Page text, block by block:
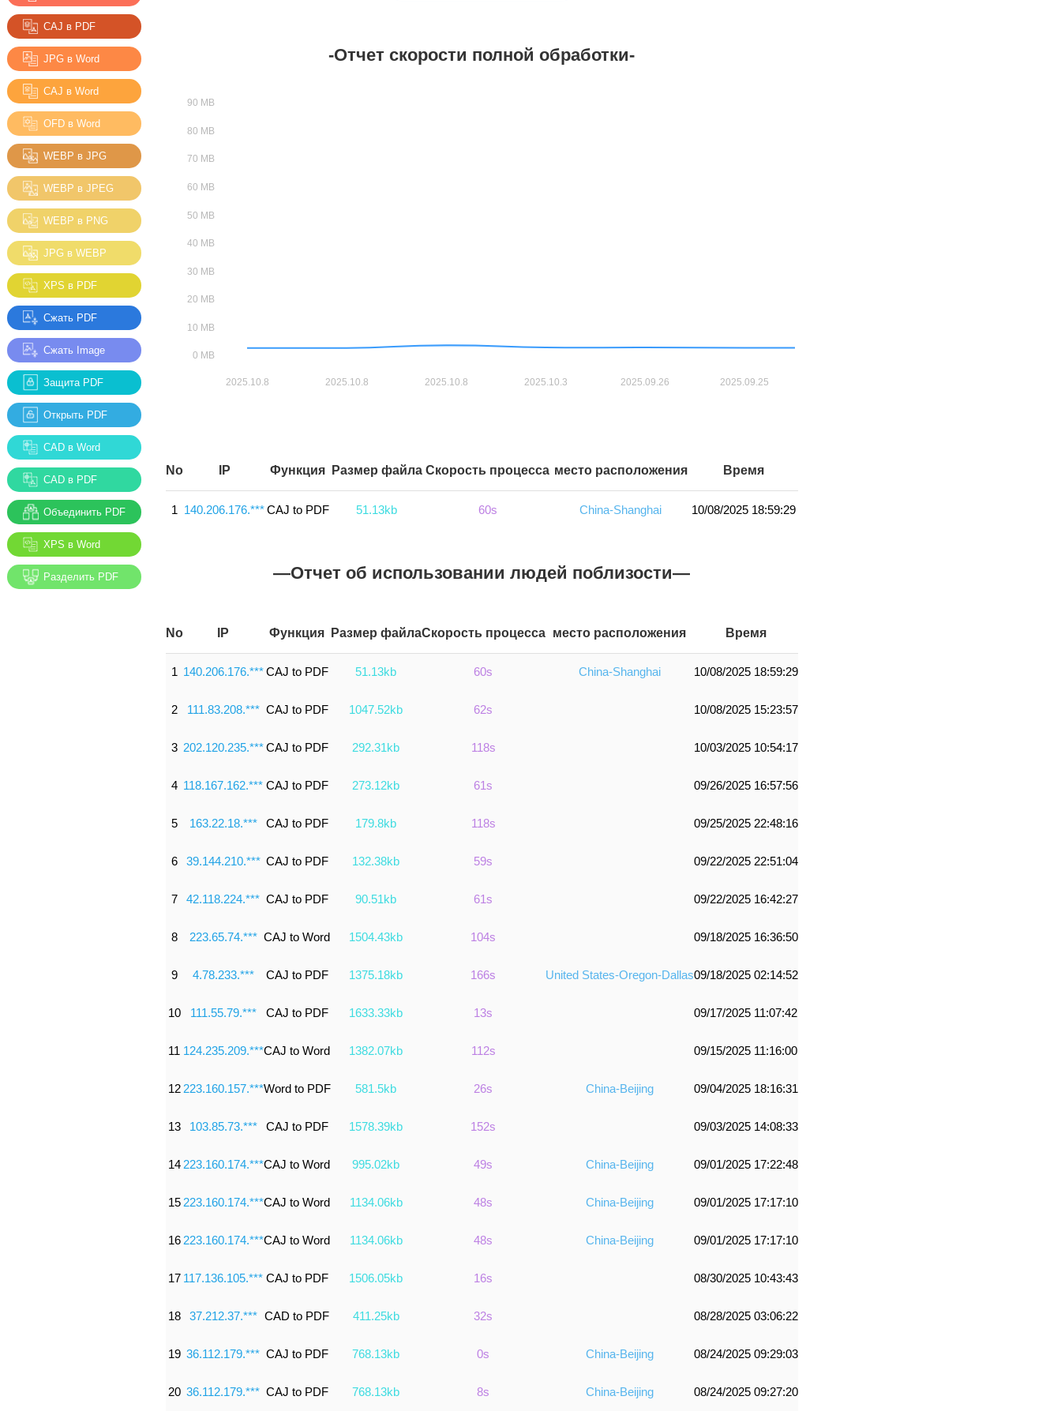
CAJ в PDF
JPG в Word
CAJ в Word
OFD в Word
WEBP в JPG
WEBP в JPEG
WEBP в PNG
JPG в WEBP
XPS в PDF
Сжать PDF
Сжать Image
Защита PDF
Открыть PDF
CAD в Word
CAD в PDF
Объединить PDF
XPS в Word
Разделить PDF
-Отчет скорости полной обработки-
No IP Функция Размер файла Скорость процесса место расположения Время
1 140.206.176.***CAJ to PDF 51.13kb 60s China-Shanghai 10/08/2025 18:59:29
—Отчет об использовании людей поблизости—
No IP Функция Размер файлаСкорость процесса место расположения Время
1 140.206.176.*** CAJ to PDF 51.13kb 60s China-Shanghai 10/08/2025 18:59:29
2 111.83.208.*** CAJ to PDF 1047.52kb 62s 10/08/2025 15:23:57
3 202.120.235.*** CAJ to PDF 292.31kb 118s 10/03/2025 10:54:17
4 118.167.162.*** CAJ to PDF 273.12kb 61s 09/26/2025 16:57:56
5 163.22.18.*** CAJ to PDF 179.8kb 118s 09/25/2025 22:48:16
6 39.144.210.*** CAJ to PDF 132.38kb 59s 09/22/2025 22:51:04
7 42.118.224.*** CAJ to PDF 90.51kb 61s 09/22/2025 16:42:27
8 223.65.74.*** CAJ to Word 1504.43kb 104s 09/18/2025 16:36:50
9 4.78.233.*** CAJ to PDF 1375.18kb 166s United States-Oregon-Dallas09/18/2025 02:14:52
10 111.55.79.*** CAJ to PDF 1633.33kb 13s 09/17/2025 11:07:42
11 124.235.209.***CAJ to Word 1382.07kb 112s 09/15/2025 11:16:00
12 223.160.157.***Word to PDF 581.5kb 26s China-Beijing 09/04/2025 18:16:31
13 103.85.73.*** CAJ to PDF 1578.39kb 152s 09/03/2025 14:08:33
14 223.160.174.***CAJ to Word 995.02kb 49s China-Beijing 09/01/2025 17:22:48
15 223.160.174.***CAJ to Word 1134.06kb 48s China-Beijing 09/01/2025 17:17:10
16 223.160.174.***CAJ to Word 1134.06kb 48s China-Beijing 09/01/2025 17:17:10
17 117.136.105.*** CAJ to PDF 1506.05kb 16s 08/30/2025 10:43:43
18 37.212.37.*** CAD to PDF 411.25kb 32s 08/28/2025 03:06:22
19 36.112.179.*** CAJ to PDF 768.13kb 0s China-Beijing 08/24/2025 09:29:03
20 36.112.179.*** CAJ to PDF 768.13kb 8s China-Beijing 08/24/2025 09:27:20